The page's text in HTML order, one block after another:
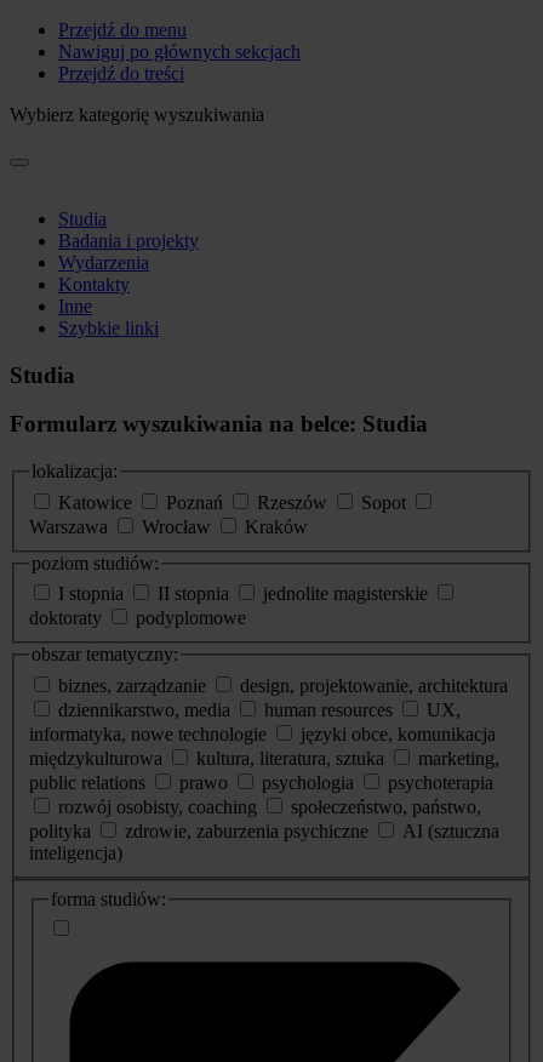
Przejdź do menu
Nawiguj po głównych sekcjach
Przejdź do treści
Wybierz kategorię wyszukiwania
Studia
Badania i projekty
Wydarzenia
Kontakty
Inne
Szybkie linki
Studia
Formularz wyszukiwania na belce: Studia
lokalizacja:
Katowice
Poznań Rzeszów
Sopot
Warszawa
Wrocław
Kraków
poziom studiów:
I stopnia
II stopnia
jednolite magisterskie
doktoraty
podyplomowe
obszar tematyczny:
biznes, zarządzanie
design, projektowanie, architektura
dziennikarstwo, media
human resources
UX,
informatyka, nowe technologie
języki obce, komunikacja
międzykulturowa
kultura, literatura, sztuka
marketing,
public relations
prawo psychologia
psychoterapia
rozwój osobisty, coaching
społeczeństwo, państwo,
polityka
zdrowie, zaburzenia psychiczne
AI (sztuczna
inteligencja)
dodatkowe
informacje
forma studiów: